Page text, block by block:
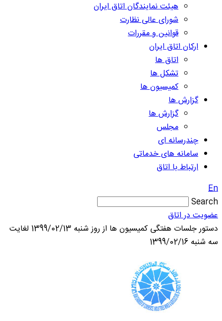
هیئت نمایندگان اتاق ایران
شورای عالی نظارت
قوانین و مقررات
ارکان اتاق ایران
اتاق ها
تشکل ها
کمیسیون ها
گزارش ها
گزارش ها
مجلس
چندرسانه ای
سامانه های خدماتی
ارتباط با اتاق
En
Search
عضویت در اتاق
دستور جلسات هفتگی کمیسیون ها از روز شنبه 1399/02/13 لغایت
سه شنبه 1399/02/16